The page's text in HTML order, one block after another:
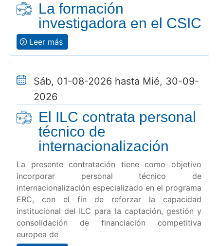
La formación
investigadora en el CSIC
Leer más
Sáb, 01-08-2026 hasta Mié, 30-09-
2026
El ILC contrata personal
técnico de
internacionalización
La presente contratación tiene como objetivo
incorporar personal técnico de
internacionalización especializado en el programa
ERC, con el fin de reforzar la capacidad
institucional del ILC para la captación, gestión y
consolidación de financiación competitiva
europea de